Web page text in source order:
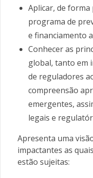
Aplicar, de
programa de
e financiamento
Conhecer as
global, tanto em
de reguladores
compreensão
emergentes,
legais e
Apresenta uma
impactantes as
estão sujeitas: